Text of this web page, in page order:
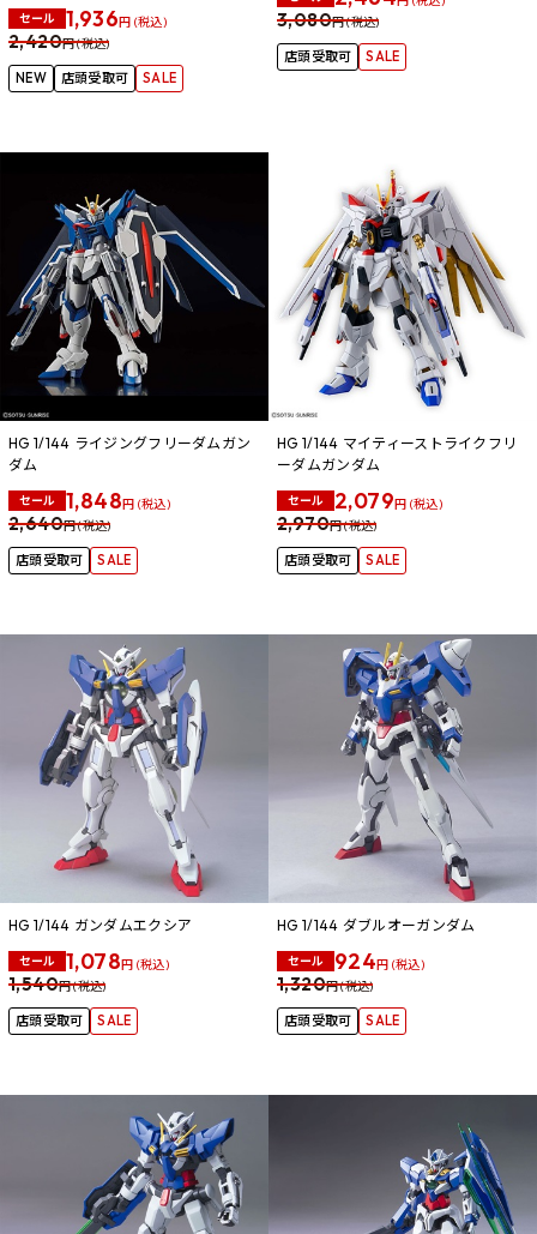
セール 1,936円 (税込)
2,420円 (税込)
NEW 店頭受取可 SALE
3,080円 (税込)
店頭受取可 SALE
HG 1/144 ライジングフリーダムガン
ダム
セール 1,848円 (税込)
2,640円 (税込)
店頭受取可 SALE
HG 1/144 マイティーストライクフリ
ーダムガンダム
セール 2,079円 (税込)
2,970円 (税込)
店頭受取可 SALE
HG 1/144 ガンダムエクシア
セール 1,078円 (税込)
1,540円 (税込)
店頭受取可 SALE
HG 1/144 ダブルオーガンダム
セール 924円 (税込)
1,320円 (税込)
店頭受取可 SALE